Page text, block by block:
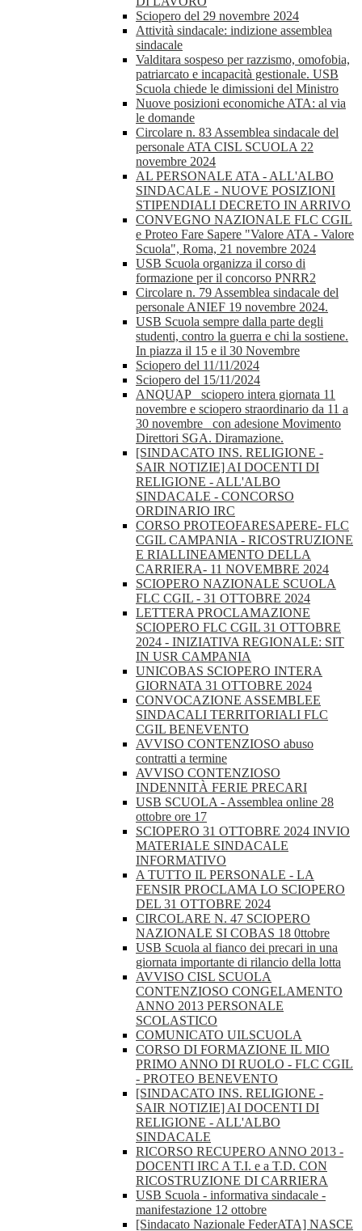
Sciopero del 29 novembre 2024
Attività sindacale: indizione assemblea
sindacale
Valditara sospeso per razzismo, omofobia,
patriarcato e incapacità gestionale. USB
Scuola chiede le dimissioni del Ministro
Nuove posizioni economiche ATA: al via
le domande
Circolare n. 83 Assemblea sindacale del
personale ATA CISL SCUOLA 22
novembre 2024
AL PERSONALE ATA - ALL'ALBO
SINDACALE - NUOVE POSIZIONI
STIPENDIALI DECRETO IN ARRIVO
CONVEGNO NAZIONALE FLC CGIL
e Proteo Fare Sapere "Valore ATA - Valore
Scuola", Roma, 21 novembre 2024
USB Scuola organizza il corso di
formazione per il concorso PNRR2
Circolare n. 79 Assemblea sindacale del
personale ANIEF 19 novembre 2024.
USB Scuola sempre dalla parte degli
studenti, contro la guerra e chi la sostiene.
In piazza il 15 e il 30 Novembre
Sciopero del 11/11/2024
Sciopero del 15/11/2024
ANQUAP_ sciopero intera giornata 11
novembre e sciopero straordinario da 11 a
30 novembre_ con adesione Movimento
Direttori SGA. Diramazione.
[SINDACATO INS. RELIGIONE -
SAIR NOTIZIE] AI DOCENTI DI
RELIGIONE - ALL'ALBO
SINDACALE - CONCORSO
ORDINARIO IRC
CORSO PROTEOFARESAPERE- FLC
CGIL CAMPANIA - RICOSTRUZIONE
E RIALLINEAMENTO DELLA
CARRIERA- 11 NOVEMBRE 2024
SCIOPERO NAZIONALE SCUOLA
FLC CGIL - 31 OTTOBRE 2024
LETTERA PROCLAMAZIONE
SCIOPERO FLC CGIL 31 OTTOBRE
2024 - INIZIATIVA REGIONALE: SIT
IN USR CAMPANIA
UNICOBAS SCIOPERO INTERA
GIORNATA 31 OTTOBRE 2024
CONVOCAZIONE ASSEMBLEE
SINDACALI TERRITORIALI FLC
CGIL BENEVENTO
AVVISO CONTENZIOSO abuso
contratti a termine
AVVISO CONTENZIOSO
INDENNITÀ FERIE PRECARI
USB SCUOLA - Assemblea online 28
ottobre ore 17
SCIOPERO 31 OTTOBRE 2024 INVIO
MATERIALE SINDACALE
INFORMATIVO
A TUTTO IL PERSONALE - LA
FENSIR PROCLAMA LO SCIOPERO
DEL 31 OTTOBRE 2024
CIRCOLARE N. 47 SCIOPERO
NAZIONALE SI COBAS 18 0ttobre
USB Scuola al fianco dei precari in una
giornata importante di rilancio della lotta
AVVISO CISL SCUOLA
CONTENZIOSO CONGELAMENTO
ANNO 2013 PERSONALE
SCOLASTICO
COMUNICATO UILSCUOLA
CORSO DI FORMAZIONE IL MIO
PRIMO ANNO DI RUOLO - FLC CGIL
- PROTEO BENEVENTO
[SINDACATO INS. RELIGIONE -
SAIR NOTIZIE] AI DOCENTI DI
RELIGIONE - ALL'ALBO
SINDACALE
RICORSO RECUPERO ANNO 2013 -
DOCENTI IRC A T.I. e a T.D. CON
RICOSTRUZIONE DI CARRIERA
USB Scuola - informativa sindacale -
manifestazione 12 ottobre
[Sindacato Nazionale FederATA] NASCE